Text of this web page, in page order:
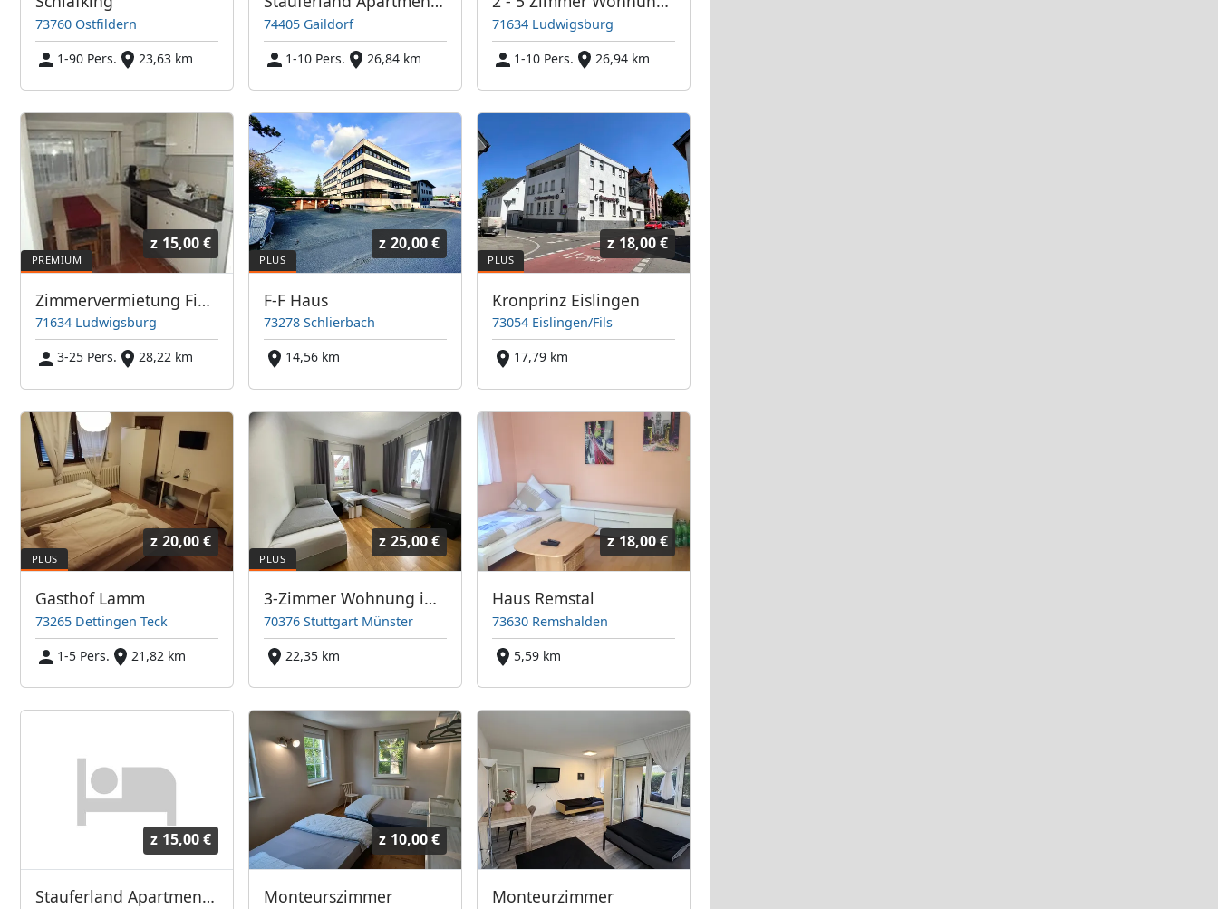
73760 Ostfildern
1-90 Pers.
23,63 km
74405 Gaildorf
1-10 Pers.
26,84 km
71634 Ludwigsburg
1-10 Pers.
26,94 km
z 15,00 €
Zimmervermietung Final
71634 Ludwigsburg
3-25 Pers.
28,22 km
z 20,00 €
F-F Haus
73278 Schlierbach
14,56 km
z 18,00 €
Kronprinz Eislingen
73054 Eislingen/Fils
17,79 km
z 20,00 €
Gasthof Lamm
73265 Dettingen Teck
1-5 Pers.
21,82 km
z 25,00 €
3-Zimmer Wohnung in Stuttgart-Münster
70376 Stuttgart Münster
22,35 km
z 18,00 €
Haus Remstal
73630 Remshalden
5,59 km
z 15,00 €
Stauferland Apartments Schorndorf
z 10,00 €
Monteurszimmer Monteurzimmer